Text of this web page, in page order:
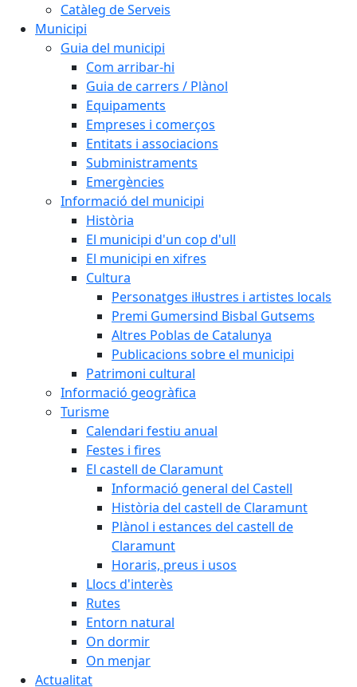
Catàleg de Serveis
Municipi
Guia del municipi
Com arribar-hi
Guia de carrers / Plànol
Equipaments
Empreses i comerços
Entitats i associacions
Subministraments
Emergències
Informació del municipi
Història
El municipi d'un cop d'ull
El municipi en xifres
Cultura
Personatges il·lustres i artistes locals
Premi Gumersind Bisbal Gutsems
Altres Poblas de Catalunya
Publicacions sobre el municipi
Patrimoni cultural
Informació geogràfica
Turisme
Calendari festiu anual
Festes i fires
El castell de Claramunt
Informació general del Castell
Història del castell de Claramunt
Plànol i estances del castell de
Claramunt
Horaris, preus i usos
Llocs d'interès
Rutes
Entorn natural
On dormir
On menjar
Actualitat